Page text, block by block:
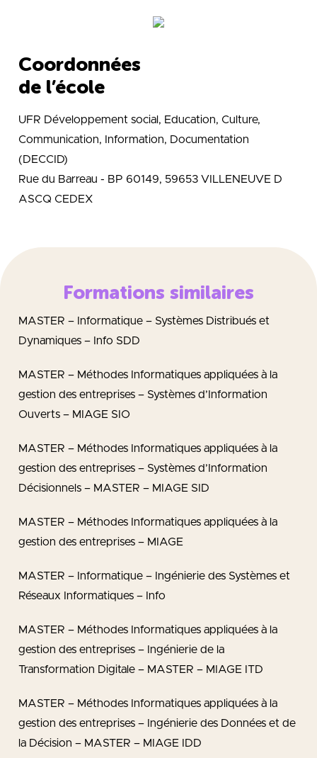
Coordonnées
de l’école
UFR Développement social, Education, Culture,
Communication, Information, Documentation
(DECCID)
Rue du Barreau - BP 60149, 59653 VILLENEUVE D
ASCQ CEDEX
Formations similaires
MASTER – Informatique – Systèmes Distribués et
Dynamiques – Info SDD
MASTER – Méthodes Informatiques appliquées à la
gestion des entreprises – Systèmes d’Information
Ouverts – MIAGE SIO
MASTER – Méthodes Informatiques appliquées à la
gestion des entreprises – Systèmes d’Information
Décisionnels – MASTER – MIAGE SID
MASTER – Méthodes Informatiques appliquées à la
gestion des entreprises – MIAGE
MASTER – Informatique – Ingénierie des Systèmes et
Réseaux Informatiques – Info
MASTER – Méthodes Informatiques appliquées à la
gestion des entreprises – Ingénierie de la
Transformation Digitale – MASTER – MIAGE ITD
MASTER – Méthodes Informatiques appliquées à la
gestion des entreprises – Ingénierie des Données et de
la Décision – MASTER – MIAGE IDD